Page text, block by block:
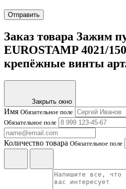
Отправить
Заказ товара Зажим
EUROSTAMP 4021/
крепёжные винты
Закрыть окно
Имя Обязательное поле
Обязательное поле
Количество товара Обязательное поле